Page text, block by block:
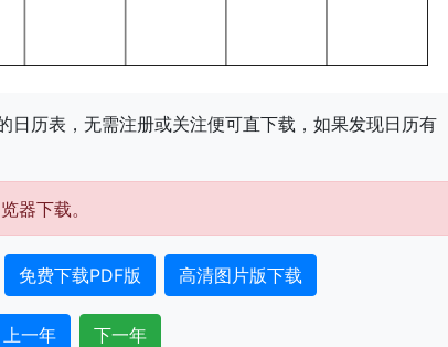
日历表，无需注册或关注便可直下载，如果发现日历有
器下载。
免费下载PDF版 高清图片版下载
上一年 下一年